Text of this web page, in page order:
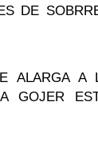
DE
ALARGA A
GOJER